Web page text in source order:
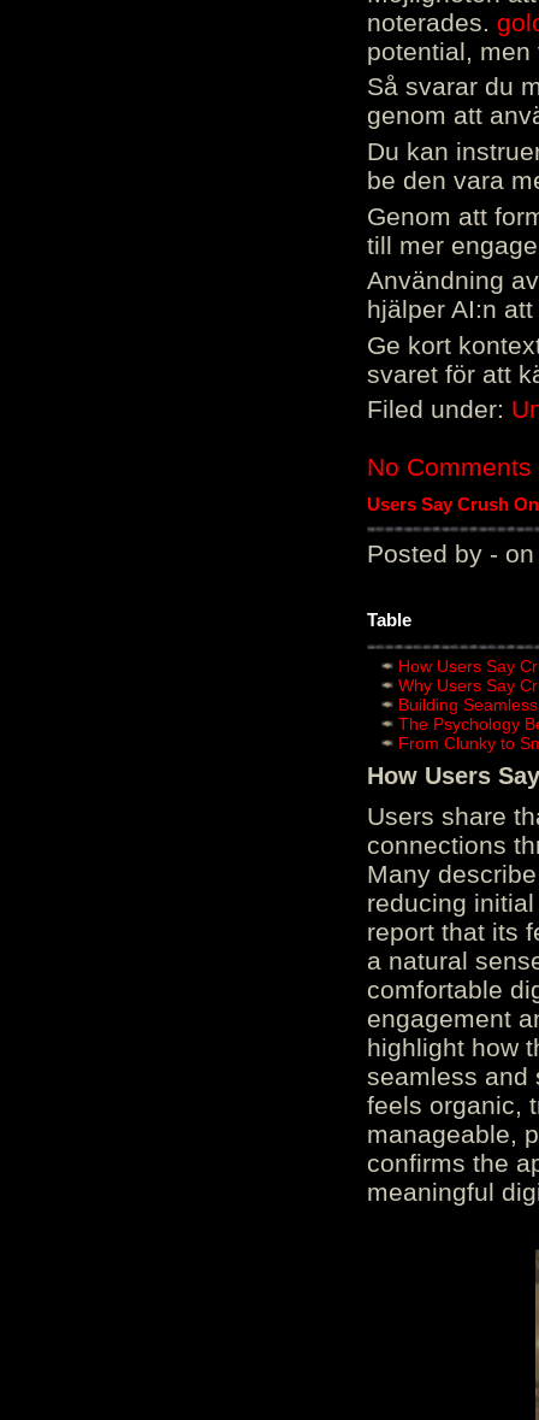
noterades.
potential, men
Så svarar du
genom att
Du kan
be den vara
Genom att
till mer
Användning
hjälper AI:n
Ge kort
svaret för att
Filed under:
No Comments
Users Say Crush
Posted by - on
Table
How Users Say
Why Users Say
Building
The Psychology
From Clunky to
How Users
Users share
connections
Many
reducing
report that its
a natural
comfortable
engagement
highlight how
seamless and
feels organic,
manageable,
confirms the
meaningful